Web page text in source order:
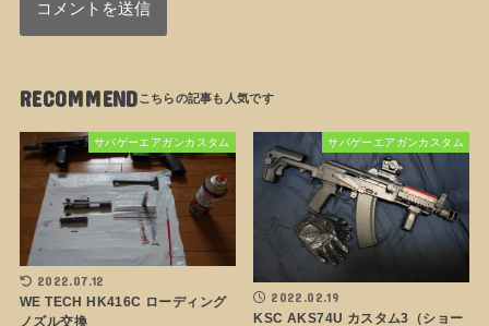
RECOMMEND
サバゲーエアガンカスタム
2022.07.12
WE TECH HK416C ローディング
ノズル交換
サバゲーエアガンカスタム
2022.02.19
KSC AKS74U カスタム3（ショー